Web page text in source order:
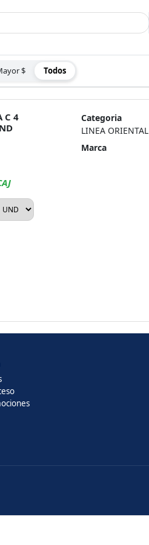
$ Todos
C 4
Categoria
LINEA ORIENTAL
Marca